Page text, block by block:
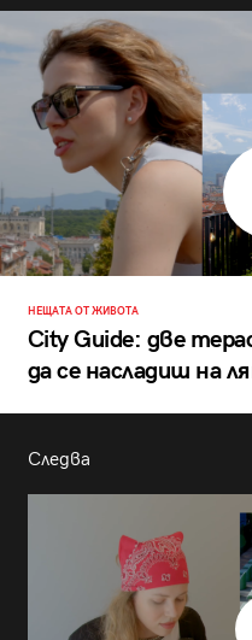
НЕЩАТА ОТ ЖИВОТА
City Guide: две
да се насладиш на
Следва